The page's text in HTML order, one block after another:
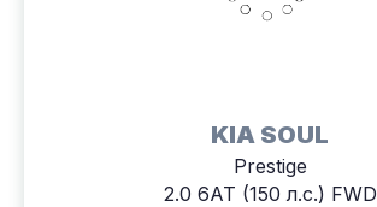
KIA SOUL
Prestige
2.0 6АТ (150 л.с.) FWD